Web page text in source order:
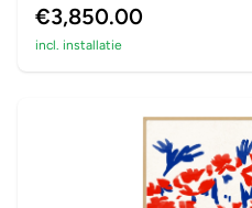
€3,850.00
incl. installatie